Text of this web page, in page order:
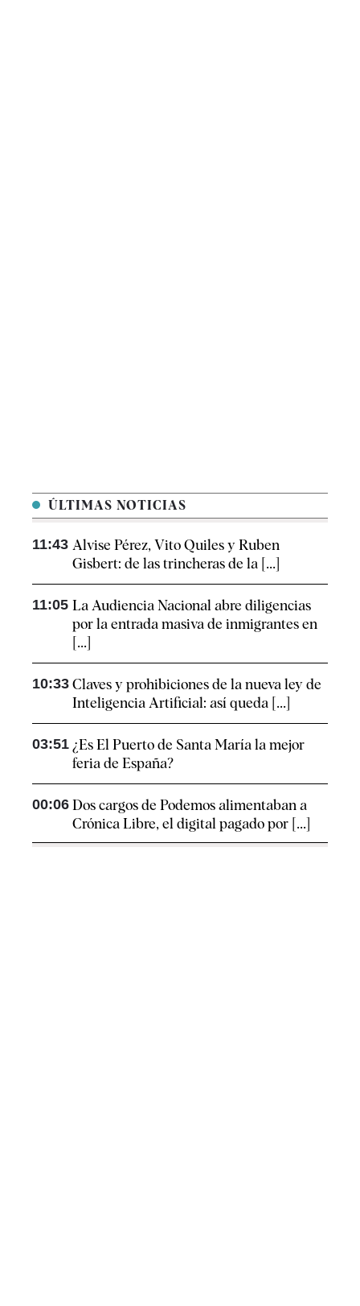
ÚLTIMAS NOTICIAS
11:43 Alvise Pérez, Vito Quiles y Ruben
Gisbert: de las trincheras de la [...]
11:05 La Audiencia Nacional abre diligencias
por la entrada masiva de inmigrantes en
[...]
10:33 Claves y prohibiciones de la nueva ley de
Inteligencia Artificial: así queda [...]
03:51 ¿Es El Puerto de Santa María la mejor
feria de España?
00:06 Dos cargos de Podemos alimentaban a
Crónica Libre, el digital pagado por [...]